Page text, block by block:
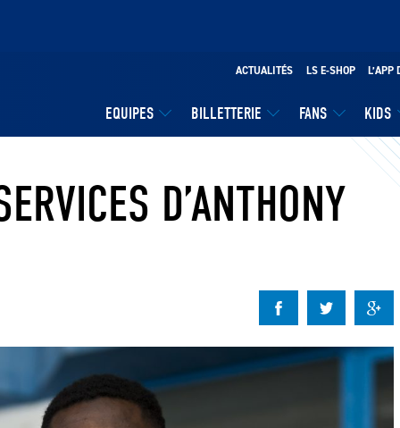
EQUIPES BILLETTERIE FANS KIDS
ACTUALITÉS LS E-SHOP L’APP
D’ANTHONY